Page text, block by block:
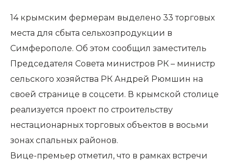
14 крымским фермерам выделено 33 торговых
места для сбыта сельхозпродукции в
Симферополе. Об этом сообщил заместитель
Председателя Совета министров РК – министр
сельского хозяйства РК Андрей Рюмшин на
своей странице в соцсети. В крымской столице
реализуется проект по строительству
нестационарных торговых объектов в восьми
зонах спальных районов.
Вице-премьер отметил, что в рамках встречи